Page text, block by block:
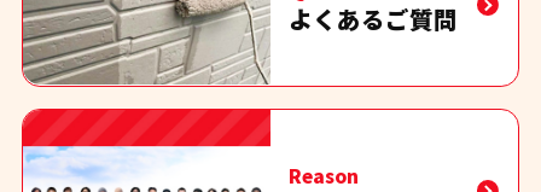
よくあるご質問
Reason